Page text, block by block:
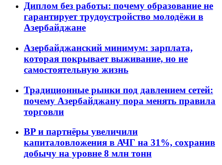
Диплом без работы: почему образование не
гарантирует трудоустройство молодёжи в
Азербайджане
Азербайджанский минимум: зарплата,
которая покрывает выживание, но не
самостоятельную жизнь
Традиционные рынки под давлением сетей:
почему Азербайджану пора менять правила
торговли
BP и партнёры увеличили
капиталовложения в АЧГ на 31%, сохранив
добычу на уровне 8 млн тонн